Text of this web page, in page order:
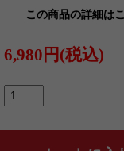
この商品の詳細は
6,980円(税込)